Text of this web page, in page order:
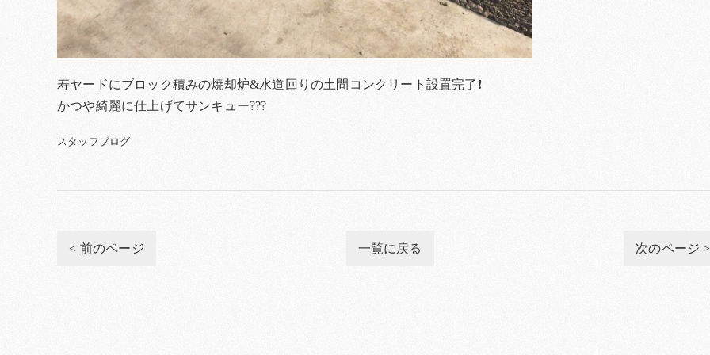
寿ヤードにブロック積みの焼却炉&水道回りの土間コンクリート設置完了❗
かつや綺麗に仕上げてサンキュー???
スタッフブログ
< 前のページ 一覧に戻る 次のページ >